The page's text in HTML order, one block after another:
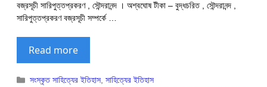
বজ্রসূচী সারিপুত্তপ্রকরণ , সৌন্দরানন্দ । অশ্বঘোষ টীকা – বুদ্ধচরিত , সৌন্দরানন্দ ,
সারিপুত্তপ্রকরণ বজ্রসূচী সম্পর্কে …
Read more
Categories
সংস্কৃত সাহিত্যের ইতিহাস ,সাহিত্যের ইতিহাস